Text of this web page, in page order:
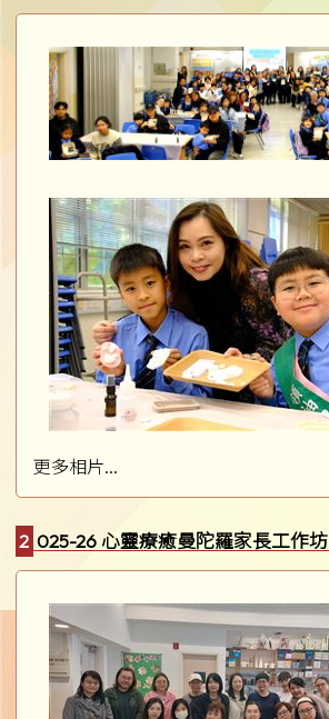
更多相片...
2025-26 心靈療癒曼陀羅家長工作坊